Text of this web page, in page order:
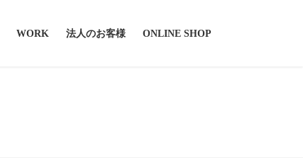
WORK 法人のお客様 ONLINE SHOP